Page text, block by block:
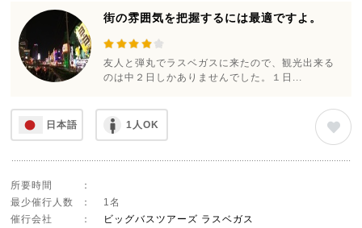
街の雰囲気を把握するには最適ですよ。
友人と弾丸でラスベガスに来たので、観光出来る
のは中２日しかありませんでした。１日...
日本語 1人OK
所要時間
：
最少催行人数
：
1名
催行会社
： ビッグバスツアーズ ラスベガス